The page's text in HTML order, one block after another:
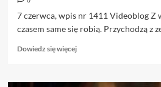
7 czerwca, wpis nr 1411 Videoblog Z
czasem same się robią. Przychodzą z
Dowiedz się więcejDowiedz
o